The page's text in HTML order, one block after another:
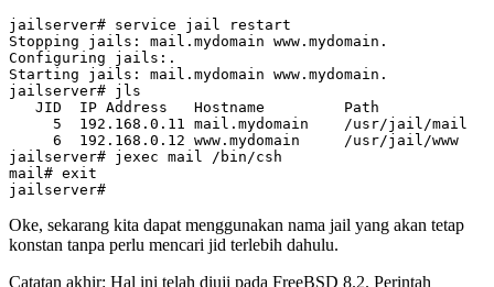
5
6
mail# exit
Oke, sekarang kita dapat menggunakan nama jail yang akan tetap
konstan tanpa perlu mencari jid terlebih dahulu.
Catatan akhir: Hal ini telah diuji pada FreeBSD 8.2. Perintah